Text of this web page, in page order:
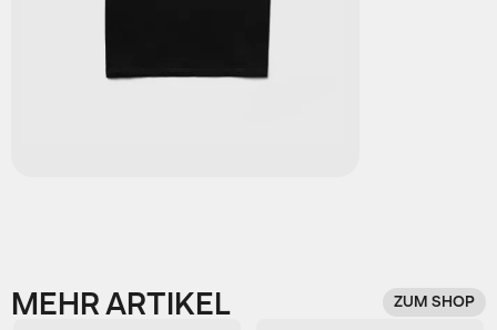
MEHR ARTIKEL ZUM SHOP